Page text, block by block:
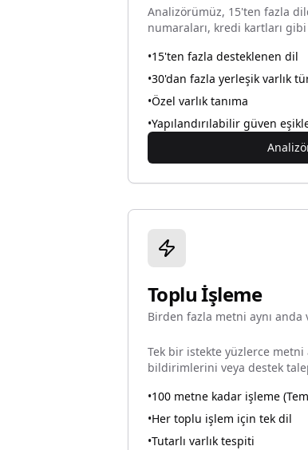
Analizörümüz, 15'ten fazla
numaraları, kredi kartları gibi
•15'ten fazla desteklenen dil
•30'dan fazla yerleşik varlık
•Özel varlık tanıma
•Yapılandırılabilir güven
Toplu İşleme
Birden fazla metni aynı
Tek bir istekte yüzlerce
bildirimlerini veya destek
•100 metne kadar işleme
•Her toplu işlem için tek dil
•Tutarlı varlık tespiti